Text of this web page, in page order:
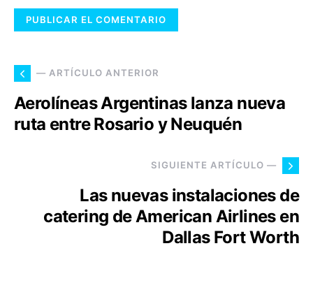
— ARTÍCULO ANTERIOR
Aerolíneas Argentinas lanza nueva
ruta entre Rosario y Neuquén
SIGUIENTE ARTÍCULO —
Las nuevas instalaciones de
catering de American Airlines en
Dallas Fort Worth